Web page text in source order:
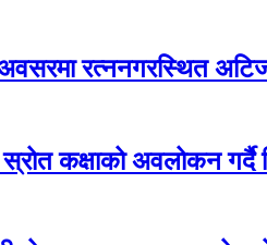
रत्ननगरस्थित
कक्षाको अवलोकन गर्दै